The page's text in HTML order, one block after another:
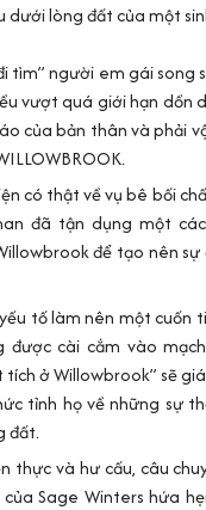
dưới lòng đất của một
tìm” người em gái
vượt quá giới hạn dồn
của bản thân và phải
có thật về vụ bê bối
đã tận dụng một
để tạo nên
tố làm nên một cuốn
được cài cắm vào
ở Willowbrook” sẽ
tỉnh họ về những sự
đất.
thực và hư cấu, câu
Sage Winters hứa